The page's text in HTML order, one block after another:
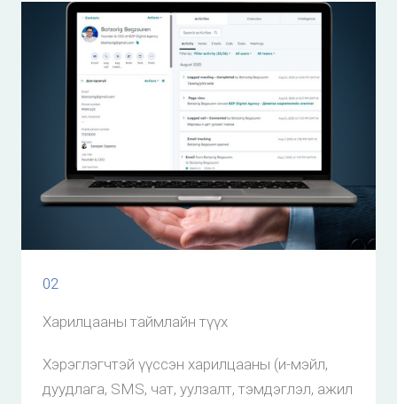
02
Харилцааны таймлайн түүх
Хэрэглэгчтэй үүссэн харилцааны (и-мэйл,
дуудлага, SMS, чат, уулзалт, тэмдэглэл, ажил